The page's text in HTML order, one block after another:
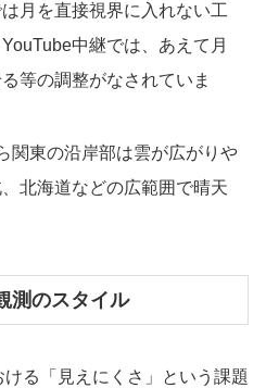
月を直接視界に入れない工
中継では、あえて月
等の調整がなされていま
関東の沿岸部は雲が広がりや
北海道などの広範囲で晴天
測のスタイル
る「見えにくさ」という課題